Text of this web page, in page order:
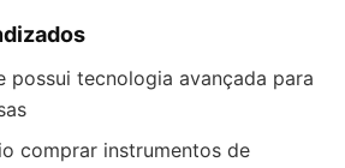
possui tecnologia avançada para
comprar instrumentos de